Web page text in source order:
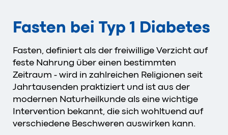
Fasten bei Typ 1 Diabetes
Fasten, definiert als der freiwillige Verzicht auf
feste Nahrung über einen bestimmten
Zeitraum - wird in zahlreichen Religionen seit
Jahrtausenden praktiziert und ist aus der
modernen Naturheilkunde als eine wichtige
Intervention bekannt, die sich wohltuend auf
verschiedene Beschweren auswirken kann.